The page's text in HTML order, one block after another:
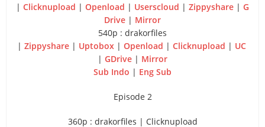
| Clicknupload | Openload | Userscloud | Zippyshare | G
Drive | Mirror
540p : drakorfiles
| Zippyshare| Uptobox| Openload | Clicknupload | UC
| GDrive | Mirror
Sub Indo | Eng Sub
Episode 2
360p : drakorfiles | Clicknupload